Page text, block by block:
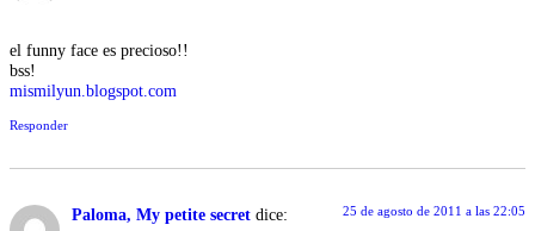
el funny face es precioso!!
bss!
mismilyun.blogspot.com
Responder
Paloma, My petite secret dice: 25 de agosto de 2011 a las 22:05